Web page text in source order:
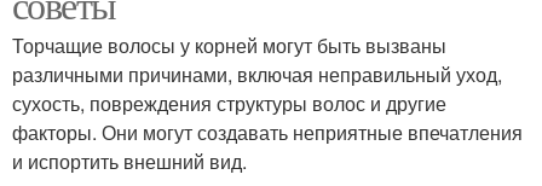
Торчащие волосы у корней могут быть вызваны
различными причинами, включая неправильный уход,
сухость, повреждения структуры волос и другие
факторы. Они могут создавать неприятные впечатления
и испортить внешний вид.